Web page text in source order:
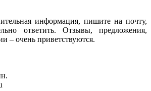
информация, пишите на почту,
ответить. Отзывы, предложения,
– очень приветствуются.